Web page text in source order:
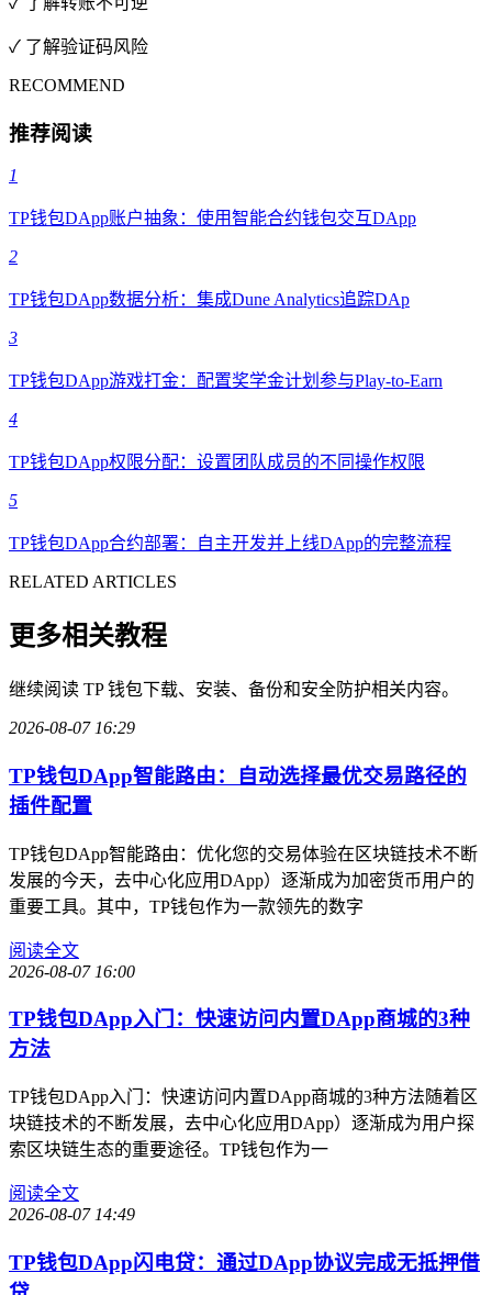
✓ 了解验证码风险
RECOMMEND
推荐阅读
1
TP钱包DApp账户抽象：使用智能合约钱包交互DApp
2
TP钱包DApp数据分析：集成Dune Analytics追踪DAp
3
TP钱包DApp游戏打金：配置奖学金计划参与Play-to-Earn
4
TP钱包DApp权限分配：设置团队成员的不同操作权限
5
TP钱包DApp合约部署：自主开发并上线DApp的完整流程
RELATED ARTICLES
更多相关教程
继续阅读 TP 钱包下载、安装、备份和安全防护相关内容。
2026-08-07 16:29
TP钱包DApp智能路由：自动选择最优交易路径的
插件配置
TP钱包DApp智能路由：优化您的交易体验在区块链技术不断
发展的今天，去中心化应用DApp）逐渐成为加密货币用户的
重要工具。其中，TP钱包作为一款领先的数字
阅读全文
2026-08-07 16:00
TP钱包DApp入门：快速访问内置DApp商城的3种
方法
TP钱包DApp入门：快速访问内置DApp商城的3种方法随着区
块链技术的不断发展，去中心化应用DApp）逐渐成为用户探
索区块链生态的重要途径。TP钱包作为一
阅读全文
2026-08-07 14:49
TP钱包DApp闪电贷：通过DApp协议完成无抵押借